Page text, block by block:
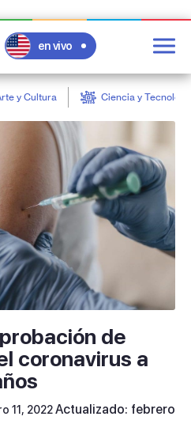
en vivo
y Cultura Ciencia y
de
coronavirus a
11, 2022Actualizado: febrero